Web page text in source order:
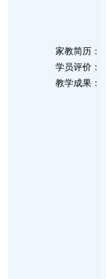
家教简历：
学员评价：
教学成果：